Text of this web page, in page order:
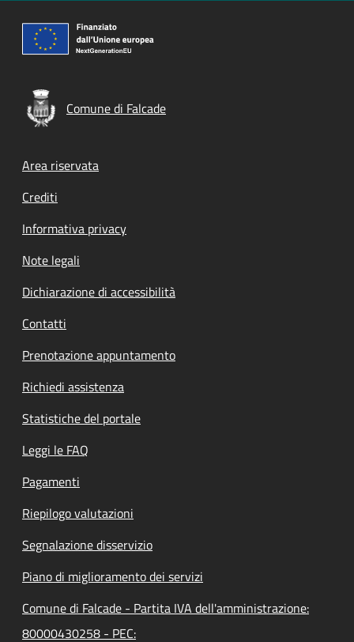
Comune di Falcade
Footer menu
Area riservata
Crediti
Informativa privacy
Note legali
Dichiarazione di accessibilità
Contatti
Prenotazione appuntamento
Richiedi assistenza
Statistiche del portale
Leggi le FAQ
Pagamenti
Riepilogo valutazioni
Segnalazione disservizio
Piano di miglioramento dei servizi
Comune di Falcade - Partita IVA dell'amministrazione:
80000430258 - PEC: